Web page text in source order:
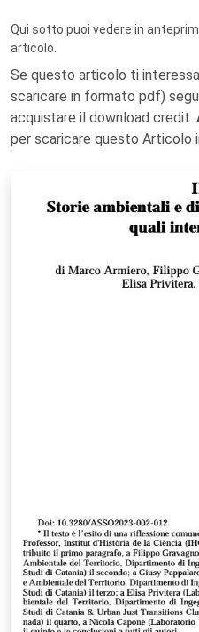
Qui sotto puoi vedere in
articolo.
Se questo articolo ti
scaricare in formato pdf)
acquistare il download credit.
per scaricare questo Articolo